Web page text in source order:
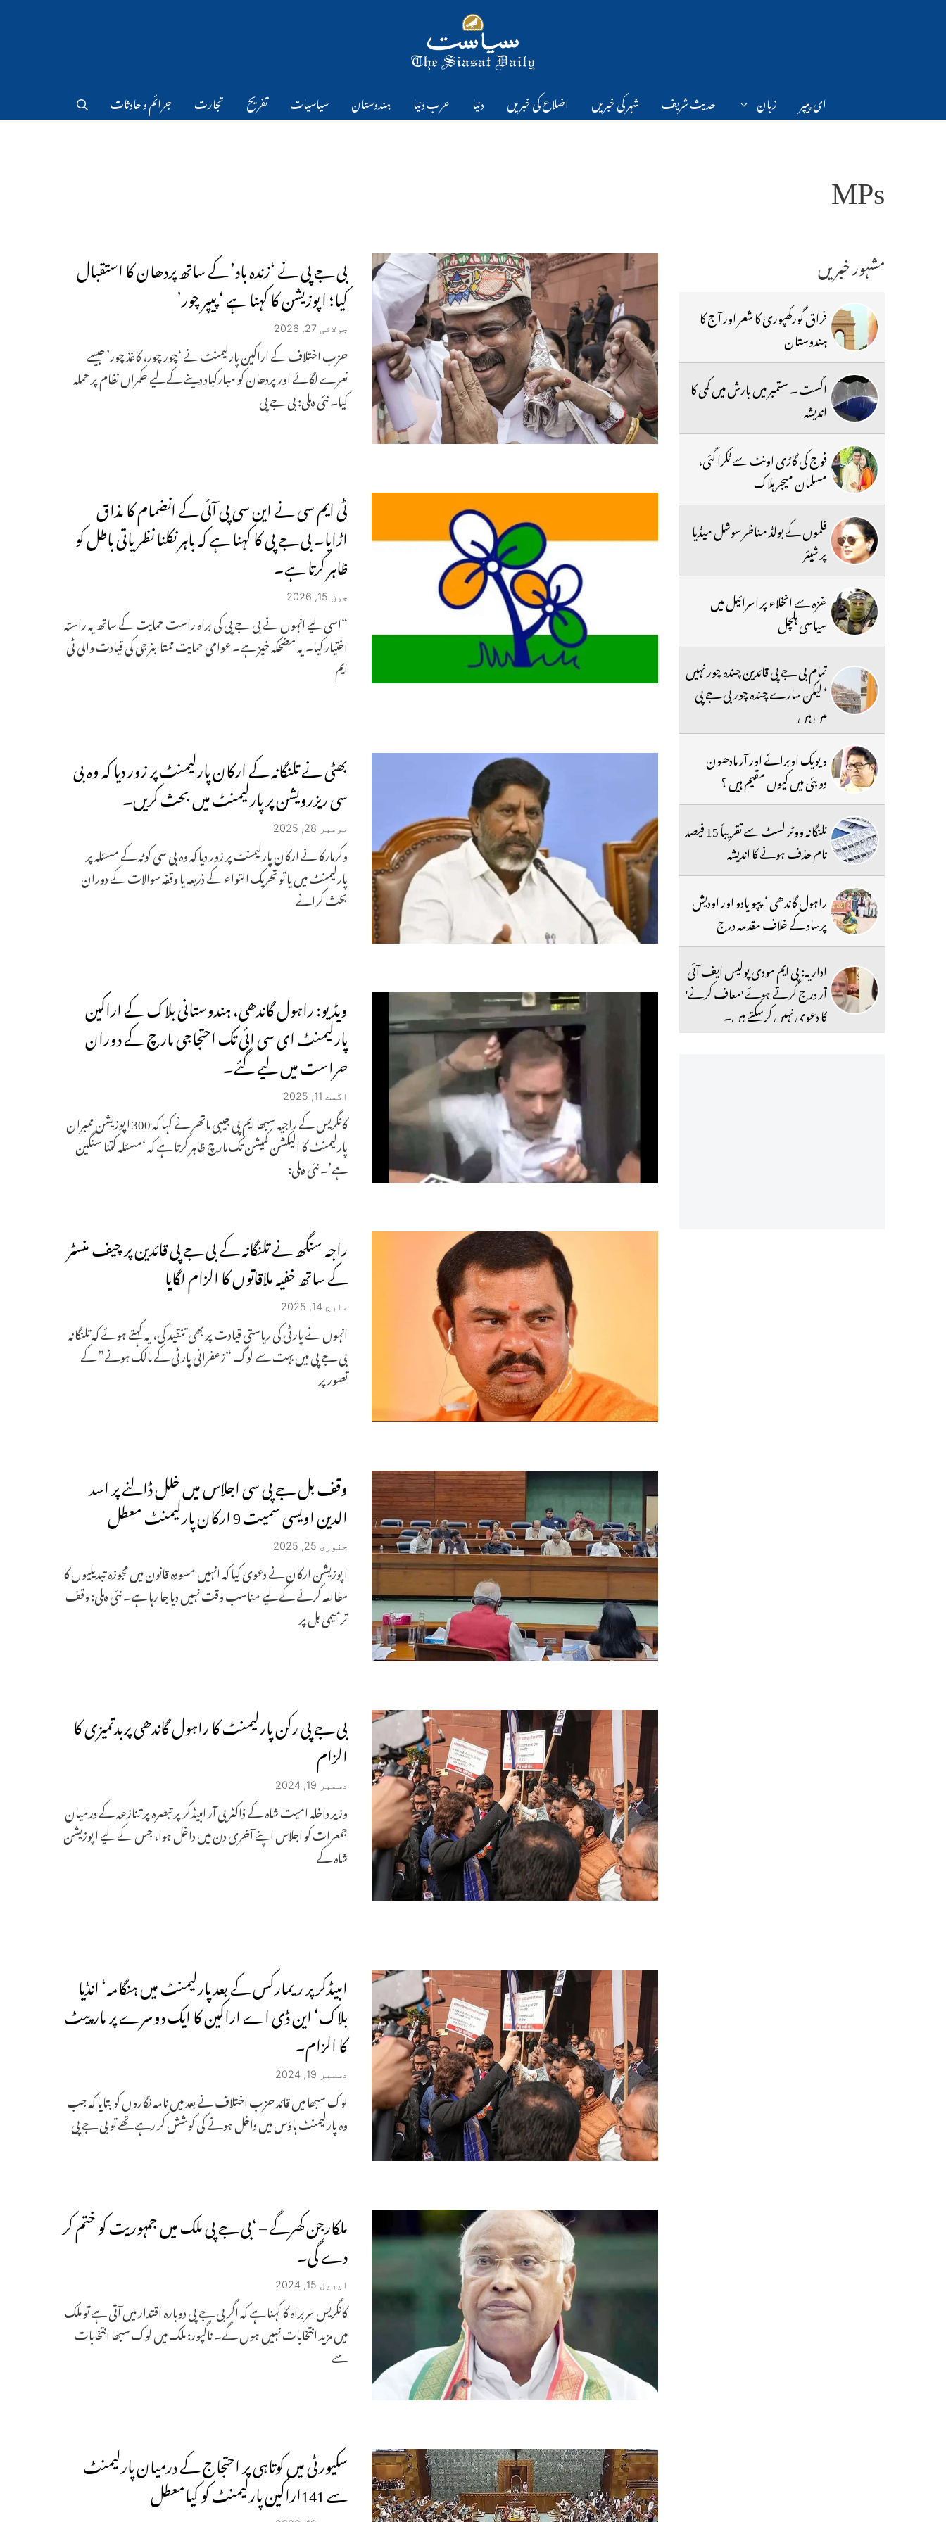
ای پیپر زبان حدیث شریف شہر کی خبریں اضلاع کی خبریں دنیا عرب دنیا ہندوستان سیاسیات تفریح تجارت جرائم و حادثات
MPs
بی جے پی نے ‘زندہ باد’ کے ساتھ پردھان کا استقبال
کیا؛ اپوزیشن کا کہنا ہے ‘پیپر چور’
جولائی 27, 2026
حزب اختلاف کے اراکین پارلیمنٹ نے ‘چور چور، کاغذ چور’ جیسے
نعرے لگائے اور پردھان کو مبارکباد دینے کے لیے حکمراں نظام پر حملہ
کیا۔ نئی دہلی: بی جے پی
ٹی ایم سی نے این سی پی آئی کے انضمام کا مذاق
اڑایا۔ بی جے پی کا کہنا ہے کہ باہر نکلنا نظریاتی باطل کو
ظاہر کرتا ہے۔
جون 15, 2026
“اسی لیے انہوں نے بی جے پی کی براہ راست حمایت کے ساتھ یہ راستہ
اختیار کیا۔ یہ مضحکہ خیز ہے۔ عوامی حمایت ممتا بنرجی کی قیادت والی ٹی
ایم
بھٹی نے تلنگانہ کے ارکان پارلیمنٹ پر زور دیا کہ وہ بی
سی ریزرویشن پر پارلیمنٹ میں بحث کریں۔
نومبر 28, 2025
وکرمارکا نے ارکان پارلیمنٹ پر زور دیا کہ وہ بی سی کوٹہ کے مسئلہ پر
پارلیمنٹ میں یا تو تحریک التواء کے ذریعہ یا وقفہ سوالات کے دوران
بحث کرانے
ویڈیو: راہول گاندھی، ہندوستانی بلاک کے اراکین
پارلیمنٹ ای سی ائی تک احتجاجی مارچ کے دوران
حراست میں لیے گئے۔
اگست 11, 2025
کانگریس کے راجیہ سبھا ایم پی جیبی ماتھر نے کہا کہ 300 اپوزیشن ممبران
پارلیمنٹ کا الیکشن کمیشن تک مارچ ظاہر کرتا ہے کہ ‘مسئلہ کتنا سنگین
ہے’۔ نئی دہلی:
راجہ سنگھ نے تلنگانہ کے بی جے پی قائدین پر چیف منسٹر
کے ساتھ خفیہ ملاقاتوں کا الزام لگایا
مارچ 14, 2025
انہوں نے پارٹی کی ریاستی قیادت پر بھی تنقید کی، یہ کہتے ہوئے کہ تلنگانہ
بی جے پی میں بہت سے لوگ “زعفرانی پارٹی کے مالک ہونے” کے
تصور پر
وقف بل جے پی سی اجلاس میں خلل ڈالنے پر اسد
الدین اویسی سمیت 9 ارکان پارلیمنٹ معطل
جنوری 25, 2025
اپوزیشن ارکان نے دعویٰ کیا کہ انہیں مسودہ قانون میں مجوزہ تبدیلیوں کا
مطالعہ کرنے کے لیے مناسب وقت نہیں دیا جا رہا ہے۔ نئی دہلی: وقف
ترمیمی بل پر
بی جے پی رکن پارلیمنٹ کا راہول گاندھی پربدتمیزی کا
الزام
دسمبر 19, 2024
وزیر داخلہ امیت شاہ کے ڈاکٹر بی آر امبیڈکر پر تبصرہ پر تنازعہ کے درمیان
جمعرات کو اجلاس اپنے آخری دن میں داخل ہوا، جس کے لیے اپوزیشن
شاہ کے
امبیڈکر پر ریمارکس کے بعد پارلیمنٹ میں ہنگامہ‘ انڈیا
بلاک‘ این ڈی اے اراکین کا ایک دوسرے پر مارپیٹ
کا الزام۔
دسمبر 19, 2024
لوک سبھا میں قائد حزب اختلاف نے بعد میں نامہ نگاروں کو بتایا کہ جب
وہ پارلیمنٹ ہاؤس میں داخل ہونے کی کوشش کر رہے تھے تو بی جے پی
ملکارجن کھرگے – ‘بی جے پی ملک میں جمہوریت کو ختم کر
دے گی۔
اپریل 15, 2024
کانگریس سربراہ کا کہنا ہے کہ اگر بی جے پی دوبارہ اقتدار میں آتی ہے تو ملک
میں مزید انتخابات نہیں ہوں گے۔ ناگپور: ملک میں لوک سبھا انتخابات
سے
سکیورٹی میں کوتاہی پر احتجاج کے درمیان پارلیمنٹ
سے 141اراکین پارلیمنٹ کو کیامعطل
مشہور خبریں
فراق گورکھپوری کا شعر اور آج کا
ہندوستان
اگست ۔ ستمبر میں بارش میں کمی کا
اندیشہ
فوج کی گاڑی اونٹ سے ٹکرا گئی،
مسلمان میجر ہلاک
فلموں کے بولڈ مناظر سوشل میڈیا
پر شیئر
غزہ سے انخلاء پر اسرائیل میں
سیاسی ہلچل
تمام بی جے پی قائدین چندہ چور نہیں
‘ لیکن سارے چندہ چور بی جے پی
میں ہیں
ویویک اوبرائے اور آر مادھون
دوبئی میں کیوں مقیم ہیں ؟
تلنگانہ ووٹر لسٹ سے تقریباً 15 فیصد
نام حذف ہونے کا اندیشہ
راہول گاندھی ‘ پپو یادو اور اودیش
پرساد کے خلاف مقدمہ درج
اداریہ: پی ایم مودی پولیس ایف آئی
آر درج کرتے ہوئے 'معاف کرنے'
کا دعوی نہیں کرسکتے ہیں۔